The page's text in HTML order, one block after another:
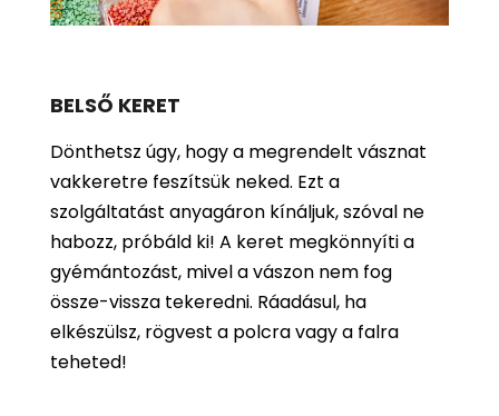
BELSŐ KERET
Dönthetsz úgy, hogy a megrendelt vásznat
vakkeretre feszítsük neked. Ezt a
szolgáltatást anyagáron kínáljuk, szóval ne
habozz, próbáld ki! A keret megkönnyíti a
gyémántozást, mivel a vászon nem fog
össze-vissza tekeredni. Ráadásul, ha
elkészülsz, rögvest a polcra vagy a falra
teheted!